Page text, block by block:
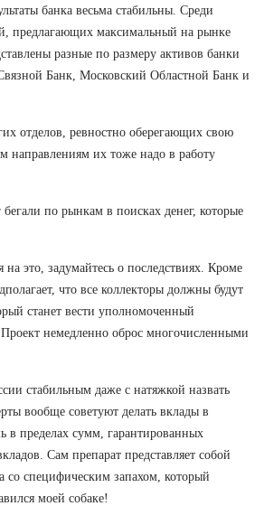
банка весьма стабильны. Среди
предлагающих максимальный на рынке
разные по размеру активов банки
Банк, Московский Областной Банк и
отделов, ревностно оберегающих свою
направлениям их тоже надо в работу
по рынкам в поисках денег, которые
это, задумайтесь о последствиях. Кроме
что все коллекторы должны будут
станет вести уполномоченный
Проект немедленно оброс многочисленными
стабильным даже с натяжкой назвать
вообще советуют делать вклады в
в пределах сумм, гарантированных
Сам препарат представляет собой
со специфическим запахом, который
моей собаке!